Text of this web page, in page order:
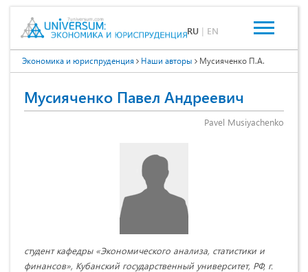
RU | EN
Экономика и юриспруденция Наши авторы Мусияченко П.А.
Мусияченко Павел Андреевич
Pavel Musiyachenko
студент кафедры «Экономического анализа, статистики и
финансов», Кубанский государственный университет, РФ, г.